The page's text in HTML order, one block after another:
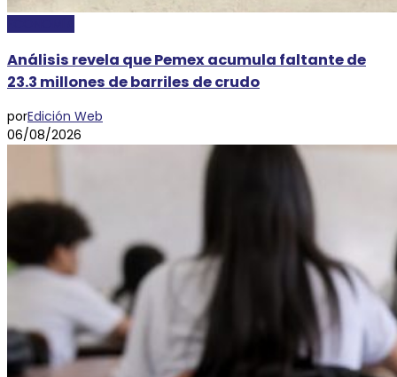
Análisis revela que Pemex acumula faltante de
23.3 millones de barriles de crudo
porEdición Web
06/08/2026